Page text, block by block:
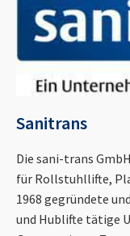
Sanitrans
Die sani-trans
für Rollstuhllifte,
1968 gegründete
und Hublifte tätige